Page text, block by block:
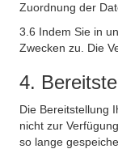
Zuordnung der
3.6 Indem Sie in
Zwecken zu. Die
4.
Die Bereitstellung
nicht zur
so lange